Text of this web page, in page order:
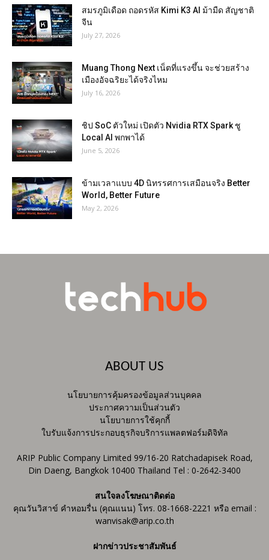
สมรภูมิเดือด ถอดรหัส Kimi K3 AI ม้ามืด สัญชาติ
จีน
July 27, 2026
Muang Thong Next เน็ตที่แรงขึ้น จะช่วยสร้าง
เมืองอัจฉริยะได้จริงไหม
July 16, 2026
ชิป SoC ตัวใหม่ เปิดตัว Nvidia RTX Spark ชู
Local AI พกพาได้
June 5, 2026
ข้ามเวลาแบบ 4D นิทรรศการเสมือนจริง Better
World, Better Future
May 2, 2026
ABOUT US
นโยบายการคุ้มครองข้อมูลส่วนบุคคล
ประกาศความเป็นส่วนตัว
นโยบายการใช้คุกกี้
ใบรับแจ้งการประกอบธุรกิจบริการแพลตฟอร์มดิจิทัล
ARIP Public Company Limited 99/16-20 Ratchadapisek Road,
Din Daeng, Bangkok 10400 Thailand Tel : 0-2642-3400
สนใจลงโฆษณาติดต่อ
คุณวันวิสาข์ คำหอมรื่น (คุณแนน) โทร. 08-1668-2221 หรือ email :
wanvisak@arip.co.th
ฝากข่าวประชาสัมพันธ์